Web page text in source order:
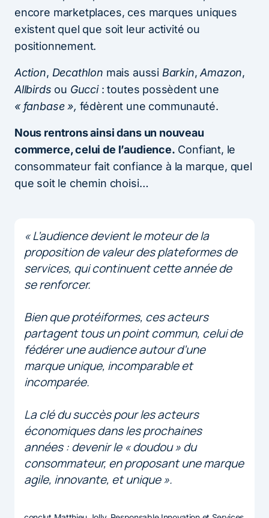
encore marketplaces, ces marques uniques
existent quel que soit leur activité ou
positionnement.
Action, Decathlon mais aussi Barkin,Amazon,
Allbirds ou Gucci : toutes possèdent une
« fanbase », fédèrent une communauté.
Nous rentrons ainsi dans un nouveau
commerce, celui de l’audience. Confiant, le
consommateur fait confiance à la marque, quel
que soit le chemin choisi…
« L’audience devient le moteur de la
proposition de valeur des plateformes de
services, qui continuent cette année de
se renforcer.
Bien que protéiformes, ces acteurs
partagent tous un point commun, celui de
fédérer une audience autour d’une
marque unique, incomparable et
incomparée.
La clé du succès pour les acteurs
économiques dans les prochaines
années : devenir le « doudou » du
consommateur, en proposant une marque
agile, innovante, et unique ».